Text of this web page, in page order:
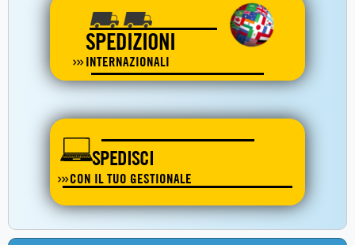
SPEDIZIONI
INTERNAZIONALI
SPEDISCI
CON IL TUO GESTIONALE